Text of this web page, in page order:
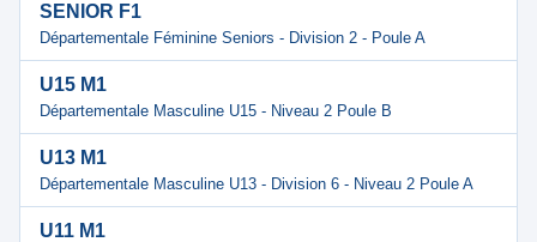
SENIOR F1
Départementale Féminine Seniors - Division 2 - Poule A
U15 M1
Départementale Masculine U15 - Niveau 2 Poule B
U13 M1
Départementale Masculine U13 - Division 6 - Niveau 2 Poule A
U11 M1